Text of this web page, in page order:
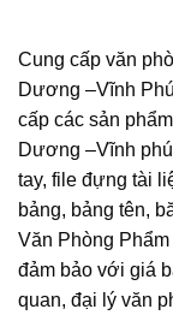
Cung cấp văn
Dương –Vĩnh
cấp các sản
Dương –Vĩnh
tay, file đựng tài
bảng, bảng tên,
Văn Phòng
đảm bảo với giá
quan, đại lý văn